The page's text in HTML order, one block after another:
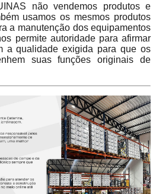
não vendemos produtos e
usamos os mesmos produtos
a manutenção dos equipamentos
permite autoridade para afirmar
a qualidade exigida para que os
suas funções originais de